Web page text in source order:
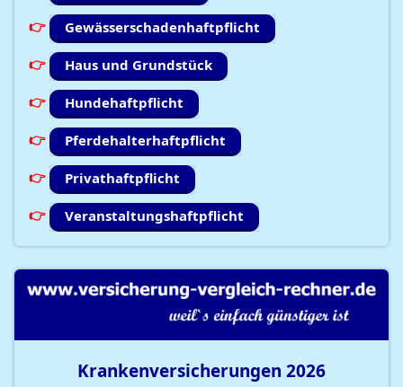
Gewässerschadenhaftpflicht
Haus und Grundstück
Hundehaftpflicht
Pferdehalterhaftpflicht
Privathaftpflicht
Veranstaltungshaftpflicht
Krankenversicherungen 2026